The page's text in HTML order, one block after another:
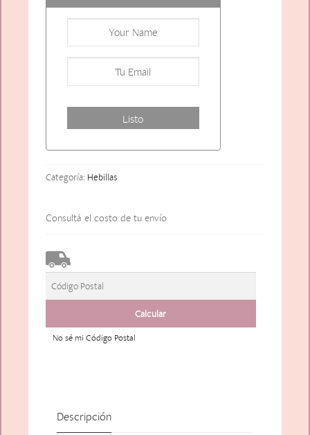
Categoría: Hebillas
Consultá el costo de tu envío
No sé mi Código Postal
Descripción